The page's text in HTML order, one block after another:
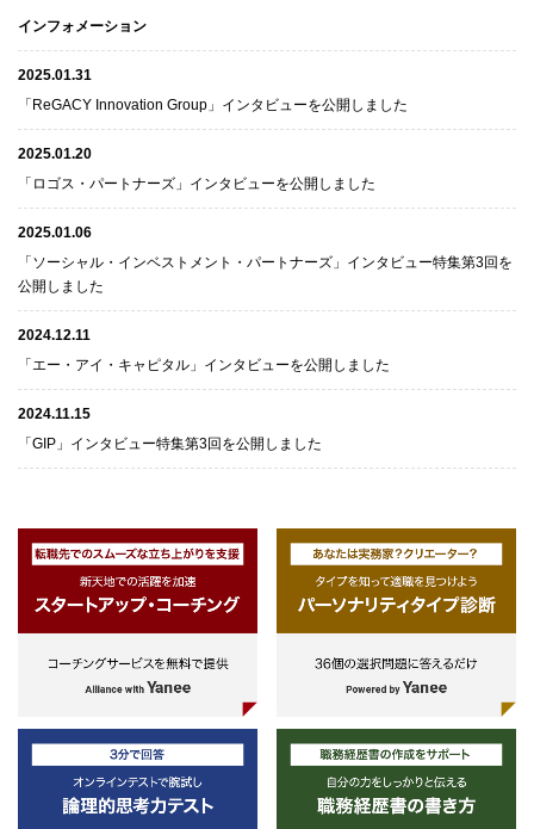
インフォメーション
2025.01.31
「ReGACY Innovation Group」インタビューを公開しました
2025.01.20
「ロゴス・パートナーズ」インタビューを公開しました
2025.01.06
「ソーシャル・インベストメント・パートナーズ」インタビュー特集第3回を
公開しました
2024.12.11
「エー・アイ・キャピタル」インタビューを公開しました
2024.11.15
「GIP」インタビュー特集第3回を公開しました